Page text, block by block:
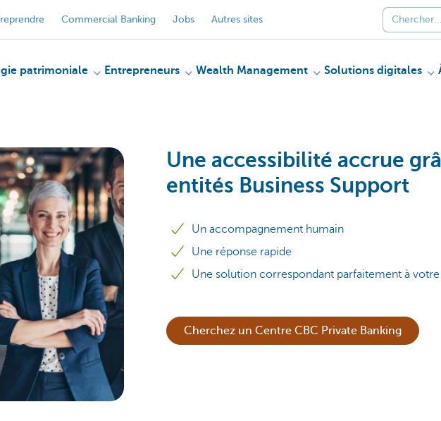
Commercial Banking Jobs Autres sites
patrimoniale Entrepreneurs Wealth Management Solutions digitales
Une accessibilité accrue
entités Business Support
Un accompagnement humain
Une réponse rapide
Une solution correspondant parfaitement à
Cherchez un Centre CBC Private Banking